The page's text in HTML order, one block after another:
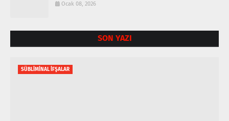
Ocak 08, 2026
SON YAZI
SÜBLİMİNAL İFŞALAR